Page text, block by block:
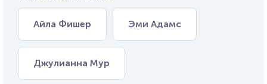
Айла Фишер Эми Адамс
Джулианна Мур